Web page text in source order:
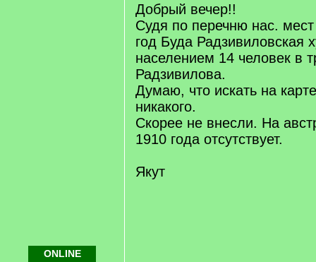
Добрый вечер!!
Судя по перечню нас.
год Буда Радзивиловская
населением 14 человек в
Радзивилова.
Думаю, что искать на
никакого.
Скорее не внесли. На
1910 года отсутствует.
Якут
ONLINE